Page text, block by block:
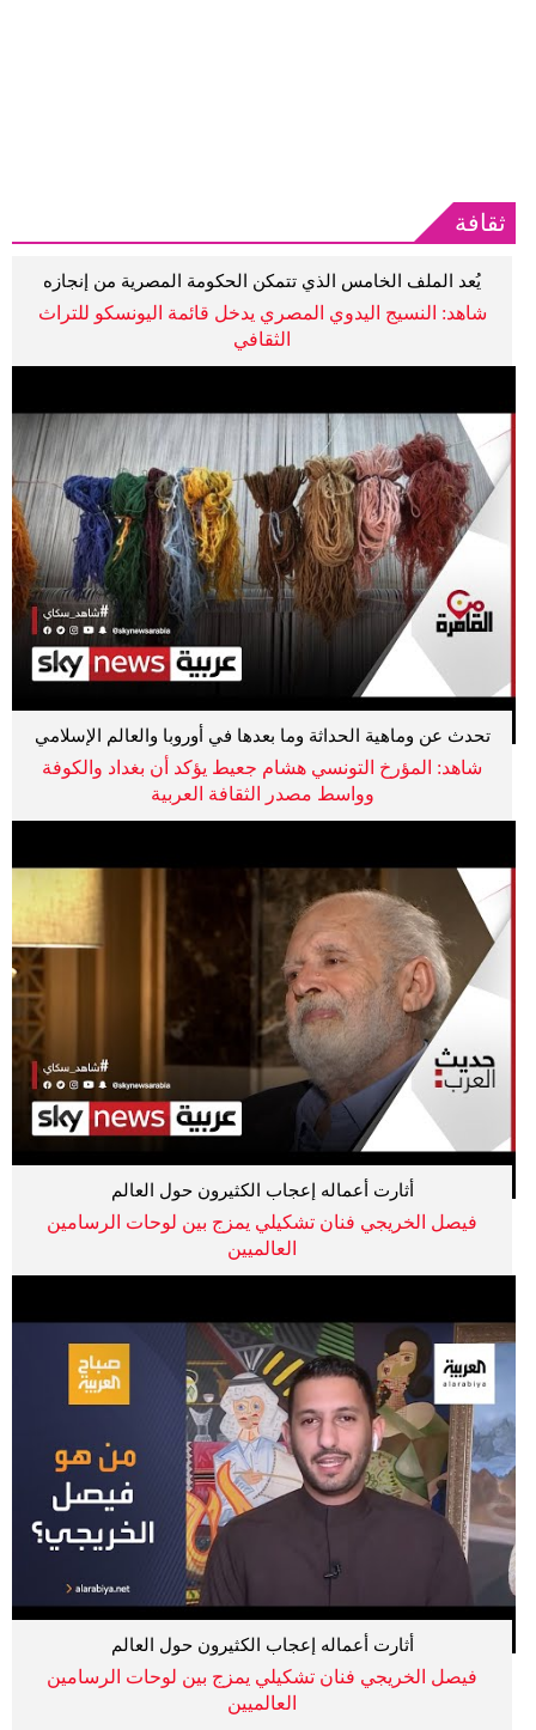
ثقافة
يُعد الملف الخامس الذي تتمكن الحكومة المصرية من إنجازه
شاهد: النسيج اليدوي المصري يدخل قائمة اليونسكو للتراث
الثقافي
تحدث عن وماهية الحداثة وما بعدها في أوروبا والعالم الإسلامي
وملفات جدلية وغيرها
شاهد: المؤرخ التونسي هشام جعيط يؤكد أن بغداد والكوفة
وواسط مصدر الثقافة العربية
أثارت أعماله إعجاب الكثيرون حول العالم
فيصل الخريجي فنان تشكيلي يمزج بين لوحات الرسامين
العالميين
أثارت أعماله إعجاب الكثيرون حول العالم
فيصل الخريجي فنان تشكيلي يمزج بين لوحات الرسامين
العالميين